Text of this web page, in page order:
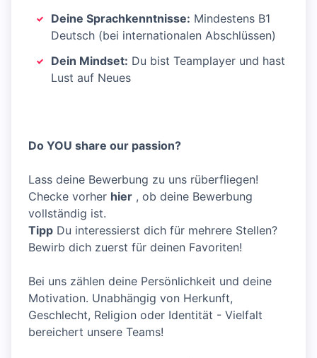
Deine Sprachkenntnisse: Mindestens B1
Deutsch (bei internationalen Abschlüssen)
Dein Mindset: Du bist Teamplayer und hast
Lust auf Neues
Do YOU share our passion?
Lass deine Bewerbung zu uns rüberfliegen!
Checke vorher hier , ob deine Bewerbung
vollständig ist.
Tipp Du interessierst dich für mehrere Stellen?
Bewirb dich zuerst für deinen Favoriten!
Bei uns zählen deine Persönlichkeit und deine
Motivation. Unabhängig von Herkunft,
Geschlecht, Religion oder Identität - Vielfalt
bereichert unsere Teams!